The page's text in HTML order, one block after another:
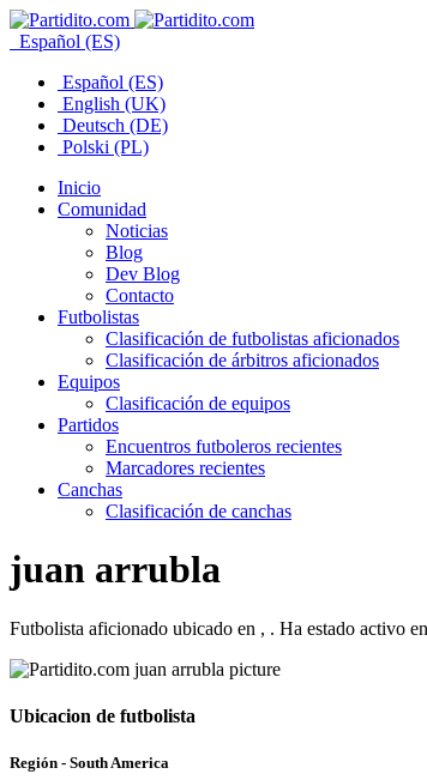
Español (ES)
Español (ES)
English (UK)
Deutsch (DE)
Polski (PL)
Inicio
Comunidad
Noticias
Blog
Dev Blog
Contacto
Futbolistas
Clasificación de futbolistas aficionados
Clasificación de árbitros aficionados
Equipos
Clasificación de equipos
Partidos
Encuentros futboleros recientes
Marcadores recientes
Canchas
Clasificación de canchas
juan arrubla
Futbolista aficionado ubicado en , . Ha estado activo
Ubicacion de futbolista
Región - South America